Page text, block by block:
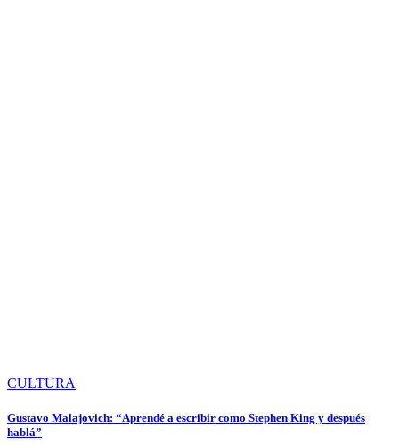
CULTURA
Gustavo Malajovich: “Aprendé a escribir como Stephen King y después
hablá”